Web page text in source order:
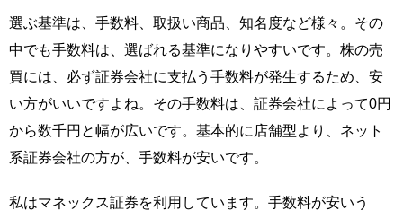
選ぶ基準は、手数料、取扱い商品、知名度など様々。その
中でも手数料は、選ばれる基準になりやすいです。株の売
買には、必ず証券会社に支払う手数料が発生するため、安
い方がいいですよね。その手数料は、証券会社によって0円
から数千円と幅が広いです。基本的に店舗型より、ネット
系証券会社の方が、手数料が安いです。
私はマネックス証券を利用しています。手数料が安いう